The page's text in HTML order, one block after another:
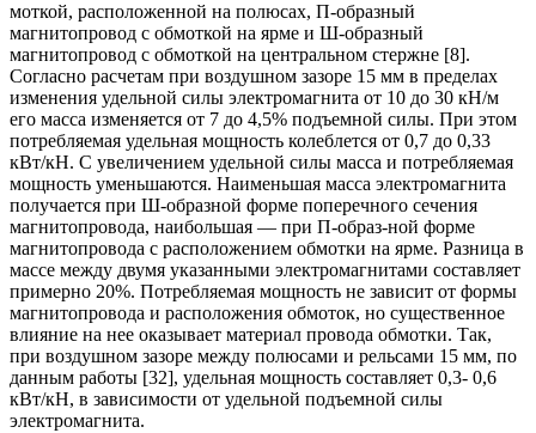
моткой, расположенной на полюсах, П-образный
магнитопровод с обмоткой на ярме и Ш-образный
магнитопровод с обмоткой на центральном стержне [8].
Согласно расчетам при воздушном зазоре 15 мм в пределах
изменения удельной силы электромагнита от 10 до 30 кН/м
его масса изменяется от 7 до 4,5% подъемной силы. При этом
потребляемая удельная мощность колеблется от 0,7 до 0,33
кВт/кН. С увеличением удельной силы масса и потребляемая
мощность уменьшаются. Наименьшая масса электромагнита
получается при Ш-образной форме поперечного сечения
магнитопровода, наибольшая — при П-образ-ной форме
магнитопровода с расположением обмотки на ярме. Разница в
массе между двумя указанными электромагнитами составляет
примерно 20%. Потребляемая мощность не зависит от формы
магнитопровода и расположения обмоток, но существенное
влияние на нее оказывает материал провода обмотки. Так,
при воздушном зазоре между полюсами и рельсами 15 мм, по
данным работы [32], удельная мощность составляет 0,3- 0,6
кВт/кН, в зависимости от удельной подъемной силы
электромагнита.